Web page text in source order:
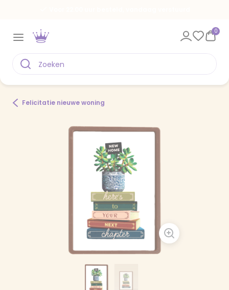
0
Felicitatie nieuwe woning